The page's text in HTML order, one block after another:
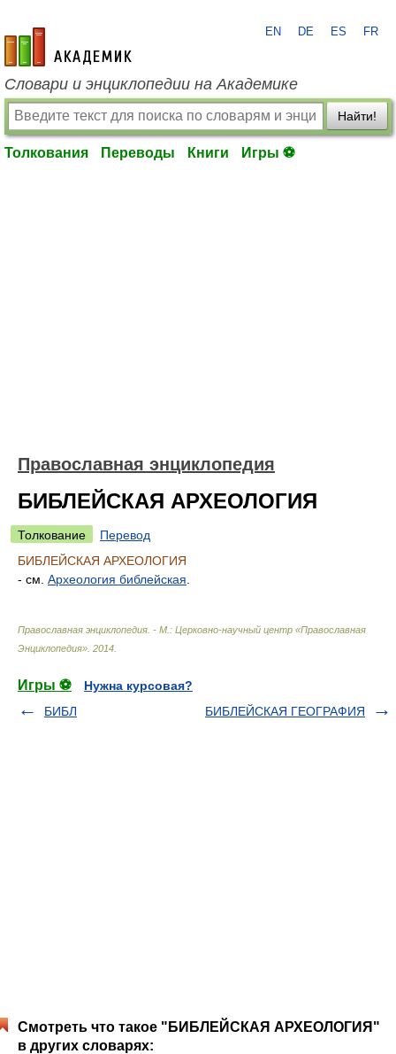
academic.ru
EN DE ES FR
Словари и энциклопедии на Академике
Найти!
Толкования Переводы Книги Игры ⚽
Православная энциклопедия
БИБЛЕЙСКАЯ АРХЕОЛОГИЯ
Толкование
Перевод
БИБЛЕЙСКАЯ АРХЕОЛОГИЯ
- см. Археология библейская
Православная энциклопедия. - М.: Церковно-научный центр «Православная
Энциклопедия» 2014
Игры ⚽
Нужна курсовая?
БИБЛ
БИБЛЕЙСКАЯ ГЕОГРАФИЯ
Смотреть что такое "БИБЛЕЙСКАЯ АРХЕОЛОГИЯ"
в других словарях: